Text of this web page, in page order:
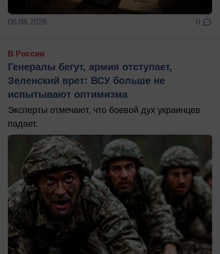
06.08.2026 0
В России
Генералы бегут, армия отступает,
Зеленский врет: ВСУ больше не
испытывают оптимизма
Эксперты отмечают, что боевой дух украинцев
падает.